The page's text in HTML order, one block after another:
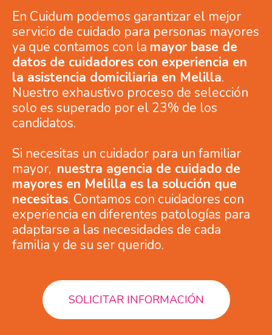
En Cuidum podemos garantizar el mejor
servicio de cuidado para personas mayores
ya que contamos con la mayor base de
datos de cuidadores con experiencia en
la asistencia domiciliaria en Melilla.
Nuestro exhaustivo proceso de selección
solo es superado por el 23% de los
candidatos.
Si necesitas un cuidador para un familiar
mayor, nuestra agencia de cuidado de
mayores en Melilla es la solución que
necesitas. Contamos con cuidadores con
experiencia en diferentes patologías para
adaptarse a las necesidades de cada
familia y de su ser querido.
SOLICITAR INFORMACIÓN